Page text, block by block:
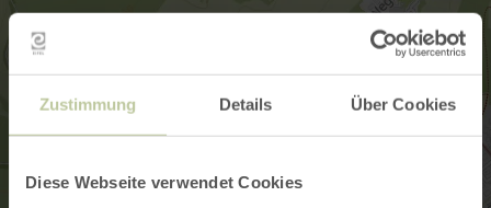
Zustimmung Details Über Cookies
Diese Webseite verwendet Cookies